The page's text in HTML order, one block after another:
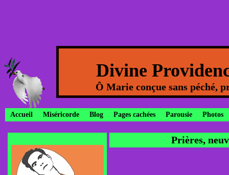
Divine
Ô Marie conçue sans péché,
Accueil Miséricorde Blog Pages cachées Parousie Photos
Prières,